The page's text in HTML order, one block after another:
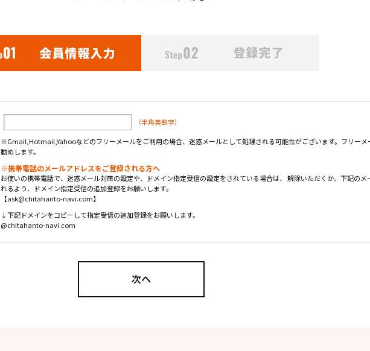
（半角英数字）
※Gmail,Hotmail,Yahooなどのフリーメールをご利用の場合、迷惑メールとして処理される可能性がございます。フリーメ
勧めします。
※携帯電話のメールアドレスをご登録される方へ
お使いの携帯電話で、迷惑メール対策の設定や、ドメイン指定受信の設定をされている場合は、 解除いただくか、下記のメ
れるよう、ドメイン指定受信の追加登録をお願いします。
【ask@chitahanto-navi.com】
↓下記ドメインをコピーして指定受信の追加登録をお願いします。
@chitahanto-navi.com